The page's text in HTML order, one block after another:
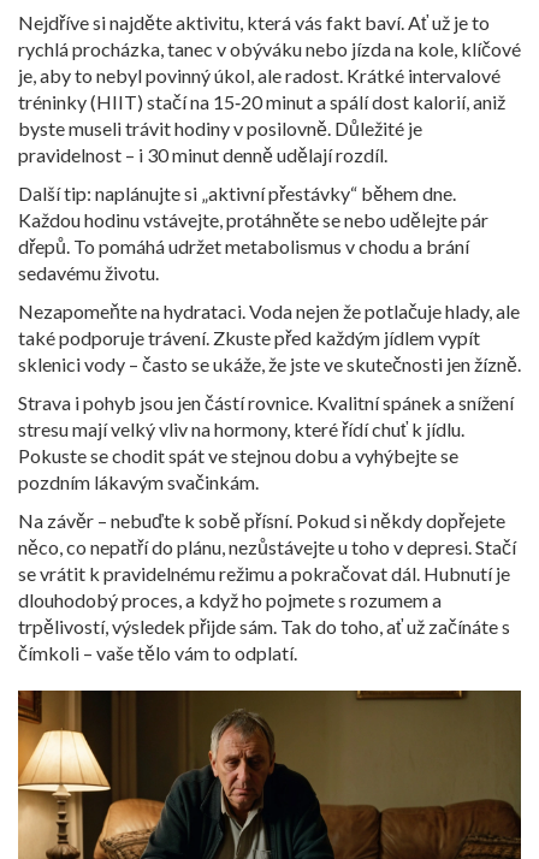
Nejdříve si najděte aktivitu, která vás fakt baví. Ať už je to
rychlá procházka, tanec v obýváku nebo jízda na kole, klíčové
je, aby to nebyl povinný úkol, ale radost. Krátké intervalové
tréninky (HIIT) stačí na 15‑20 minut a spálí dost kalorií, aniž
byste museli trávit hodiny v posilovně. Důležité je
pravidelnost – i 30 minut denně udělají rozdíl.
Další tip: naplánujte si „aktivní přestávky“ během dne.
Každou hodinu vstávejte, protáhněte se nebo udělejte pár
dřepů. To pomáhá udržet metabolismus v chodu a brání
sedavému životu.
Nezapomeňte na hydrataci. Voda nejen že potlačuje hlady, ale
také podporuje trávení. Zkuste před každým jídlem vypít
sklenici vody – často se ukáže, že jste ve skutečnosti jen žízně.
Strava i pohyb jsou jen částí rovnice. Kvalitní spánek a snížení
stresu mají velký vliv na hormony, které řídí chuť k jídlu.
Pokuste se chodit spát ve stejnou dobu a vyhýbejte se
pozdním lákavým svačinkám.
Na závěr – nebuďte k sobě přísní. Pokud si někdy dopřejete
něco, co nepatří do plánu, nezůstávejte u toho v depresi. Stačí
se vrátit k pravidelnému režimu a pokračovat dál. Hubnutí je
dlouhodobý proces, a když ho pojmete s rozumem a
trpělivostí, výsledek přijde sám. Tak do toho, ať už začínáte s
čímkoli – vaše tělo vám to odplatí.